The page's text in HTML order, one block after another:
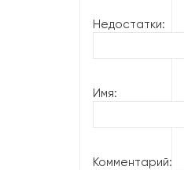
Недостатки:
Имя:
Комментарий: